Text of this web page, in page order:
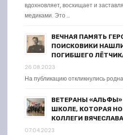
вдохновляет, восхищает и
медиками. Это …
ВЕЧНАЯ ПАМЯТЬ
ПОИСКОВИКИ
ПОГИБШЕГО
26.08.2023
На публикацию откликнулись
ВЕТЕРАНЫ
ШКОЛЕ, КОТОРАЯ
КОЛЛЕГИ
07.04.2023